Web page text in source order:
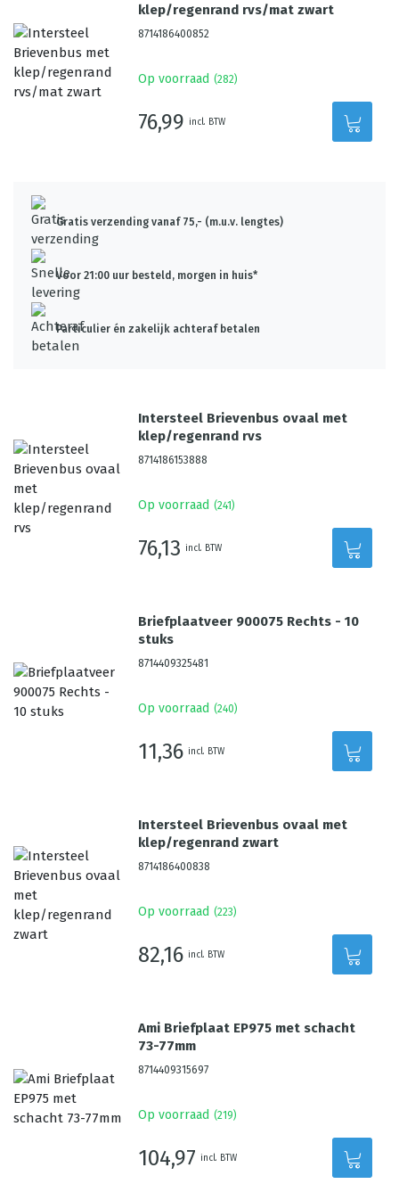
klep/regenrand rvs/mat zwart
8714186400852
Op voorraad (282)
76,99 incl. BTW
Gratis verzending vanaf 75,- (m.u.v. lengtes)
Voor 21:00 uur besteld, morgen in huis*
Particulier én zakelijk achteraf betalen
Intersteel Brievenbus ovaal met
klep/regenrand rvs
8714186153888
Op voorraad (241 )
76,13 incl. BTW
Briefplaatveer 900075 Rechts - 10
stuks
8714409325481
Op voorraad (240)
11,36 incl. BTW
Intersteel Brievenbus ovaal met
klep/regenrand zwart
8714186400838
Op voorraad (223)
82,16 incl. BTW
Ami Briefplaat EP975 met schacht
73-77mm
8714409315697
Op voorraad (219)
104,97 incl. BTW